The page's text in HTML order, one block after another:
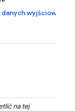
wyjściowych
na tej